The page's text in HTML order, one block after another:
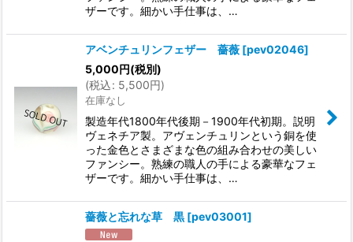
ザーです。細かい手仕事は、…
アベンチュリンフェザー 薔薇 [pev02046]
5,000円(税別)
(税込: 5,500円)
在庫なし
製造年代1800年代後期－1900年代初期。説明
ヴェネチア製。アヴェンチュリンという銅を使
った金色とさまざまな色の組み合わせの美しい
ファンシー。熟練の職人の手による豪華なフェ
ザーです。細かい手仕事は、…
薔薇と忘れな草 黒 [pev03001]